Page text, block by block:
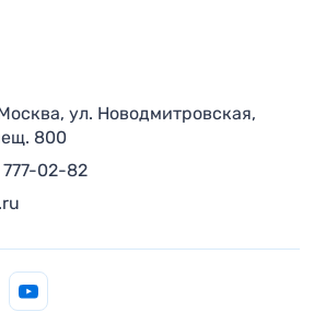
ул. Новодмитровская,
800
777-02-82